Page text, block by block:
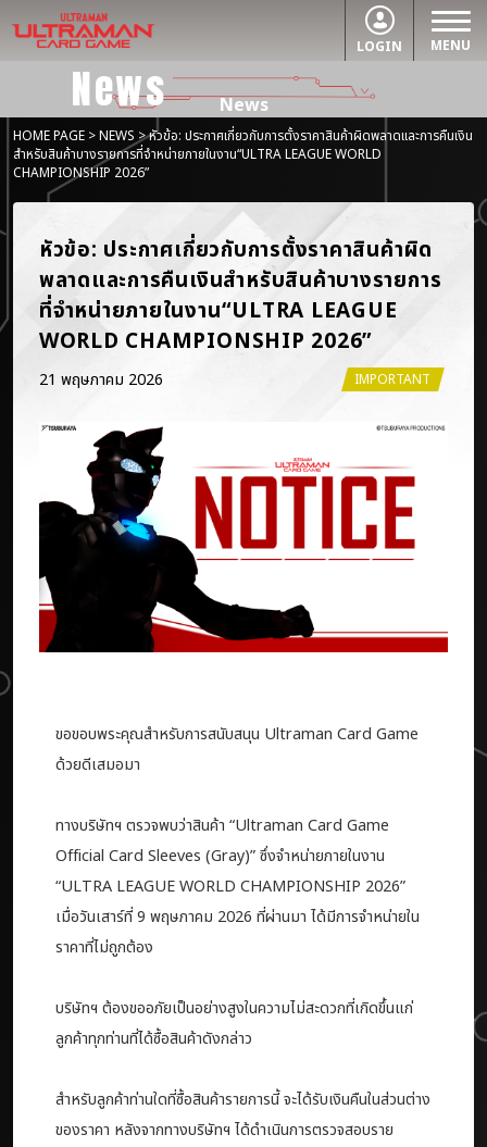
MENU
LOGIN
News News
HOME PAGE>NEWS > หัวข้อ: ประกาศเกี่ยวกับการตั้งราคาสินค้าผิดพลาดและการคืนเงิน
สำหรับสินค้าบางรายการที่จำหน่ายภายในงาน“ULTRA LEAGUE WORLD
CHAMPIONSHIP 2026”
หัวข้อ: ประกาศเกี่ยวกับการตั้งราคาสินค้าผิด
พลาดและการคืนเงินสำหรับสินค้าบางรายการ
ที่จำหน่ายภายในงาน“ULTRA LEAGUE
WORLD CHAMPIONSHIP 2026”
21 พฤษภาคม 2026 IMPORTANT
ขอขอบพระคุณสำหรับการสนับสนุน Ultraman Card Game
ด้วยดีเสมอมา
ทางบริษัทฯ ตรวจพบว่าสินค้า “Ultraman Card Game
Official Card Sleeves (Gray)” ซึ่งจำหน่ายภายในงาน
“ULTRA LEAGUE WORLD CHAMPIONSHIP 2026”
เมื่อวันเสาร์ที่ 9 พฤษภาคม 2026 ที่ผ่านมา ได้มีการจำหน่ายใน
ราคาที่ไม่ถูกต้อง
บริษัทฯ ต้องขออภัยเป็นอย่างสูงในความไม่สะดวกที่เกิดขึ้นแก่
ลูกค้าทุกท่านที่ได้ซื้อสินค้าดังกล่าว
สำหรับลูกค้าท่านใดที่ซื้อสินค้ารายการนี้ จะได้รับเงินคืนในส่วนต่าง
ของราคา หลังจากทางบริษัทฯ ได้ดำเนินการตรวจสอบราย